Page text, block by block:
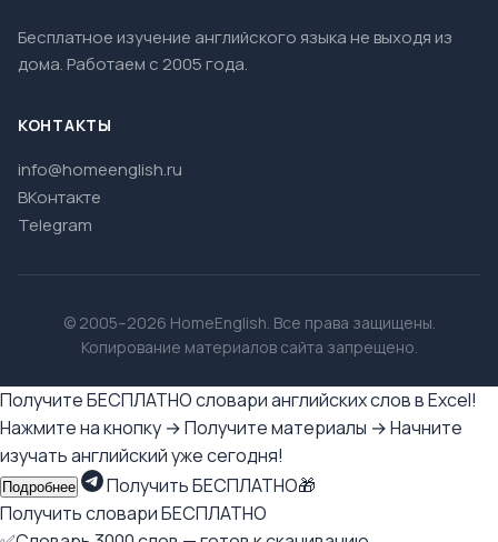
Бесплатное изучение английского языка не выходя из
дома. Работаем с 2005 года.
КОНТАКТЫ
info@homeenglish.ru
ВКонтакте
Telegram
© 2005–2026 HomeEnglish. Все права защищены.
Копирование материалов сайта запрещено.
Получите БЕСПЛАТНО словари английских слов в Excel!
Нажмите на кнопку → Получите материалы → Начните
изучать английский уже сегодня!
Подробнее
Получить БЕСПЛАТНО🎁
Получить словари БЕСПЛАТНО